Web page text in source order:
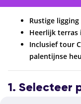
Rustige
Heerlijk terras
Inclusief tour
palentijnse
1. Selecteer